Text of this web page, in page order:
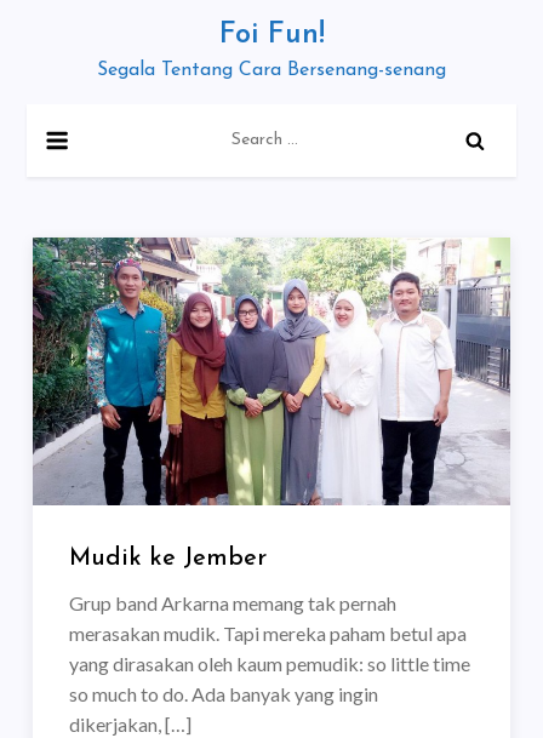
Foi Fun!
Segala Tentang Cara Bersenang-senang
for:
Mudik ke Jember
Grup band Arkarna memang tak pernah
merasakan mudik. Tapi mereka paham betul apa
yang dirasakan oleh kaum pemudik: so little time
so much to do. Ada banyak yang ingin
dikerjakan, […]